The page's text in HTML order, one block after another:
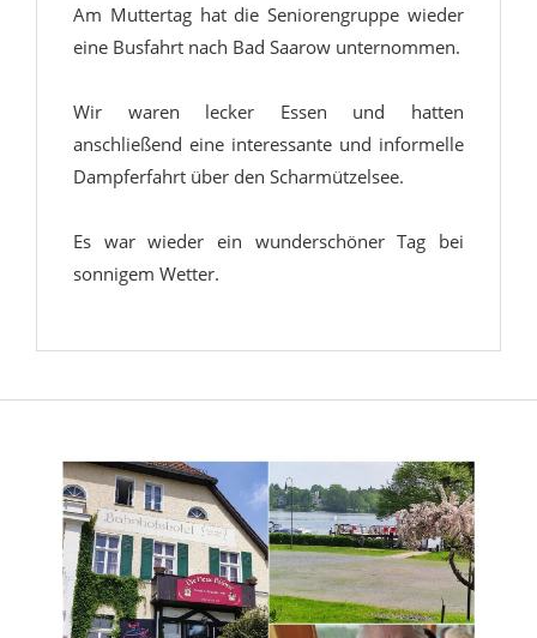
Am Muttertag hat die Seniorengruppe wieder
eine Busfahrt nach Bad Saarow unternommen.
Wir waren lecker Essen und hatten
anschließend eine interessante und informelle
Dampferfahrt über den Scharmützelsee.
Es war wieder ein wunderschöner Tag bei
sonnigem Wetter.